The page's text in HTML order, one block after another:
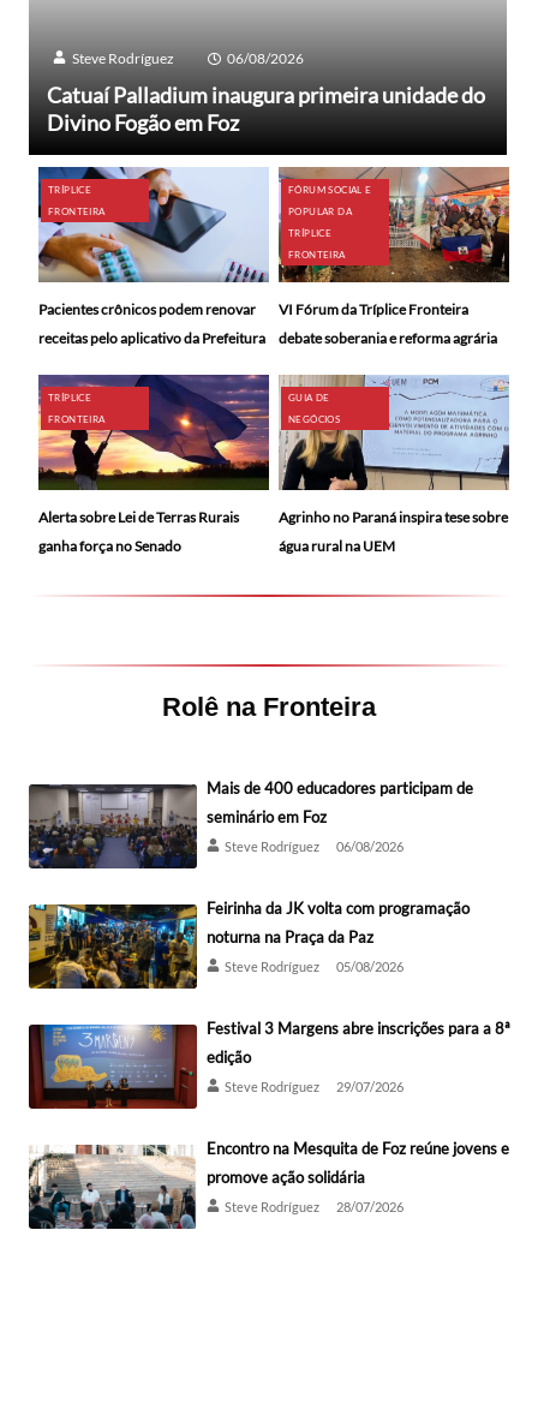
Steve Rodríguez 06/08/2026
Catuaí Palladium inaugura primeira unidade do
Divino Fogão em Foz
TRÍPLICE
FRONTEIRA
Pacientes crônicos podem renovar
receitas pelo aplicativo da Prefeitura
FÓRUM SOCIAL E
POPULAR DA
TRÍPLICE
FRONTEIRA
VI Fórum da Tríplice Fronteira
debate soberania e reforma agrária
TRÍPLICE
FRONTEIRA
Alerta sobre Lei de Terras Rurais
ganha força no Senado
GUIA DE
NEGÓCIOS
Agrinho no Paraná inspira tese sobre
água rural na UEM
Rolê na Fronteira
Mais de 400 educadores participam de
seminário em Foz
Steve Rodríguez 06/08/2026
Feirinha da JK volta com programação
noturna na Praça da Paz
Steve Rodríguez 05/08/2026
Festival 3 Margens abre inscrições para a 8ª
edição
Steve Rodríguez 29/07/2026
Encontro na Mesquita de Foz reúne jovens e
promove ação solidária
Steve Rodríguez 28/07/2026